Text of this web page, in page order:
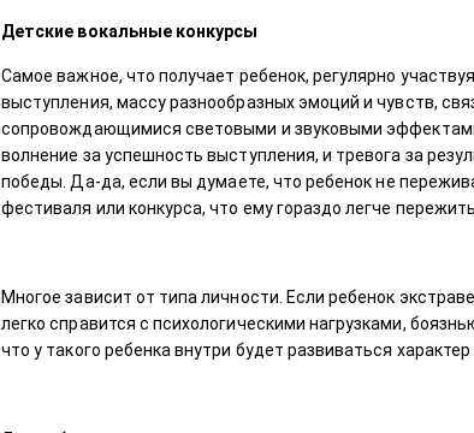
Детские вокальные конкурсы
Самое важное, что получает ребенок, регулярно
выступления, массу разнообразных эмоций и чувств,
сопровождающимися световыми и звуковыми
волнение за успешность выступления, и тревога за
победы. Да-да, если вы думаете, что ребенок не
фестиваля или конкурса, что ему гораздо легче
Многое зависит от типа личности. Если ребенок
легко справится с психологическими нагрузками,
что у такого ребенка внутри будет развиваться